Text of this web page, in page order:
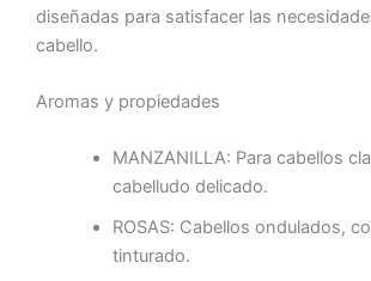
diseñadas para satisfacer las
cabello.
Aromas y propiedades
MANZANILLA: Para cabellos
cabelludo delicado.
ROSAS: Cabellos ondulados,
tinturado.